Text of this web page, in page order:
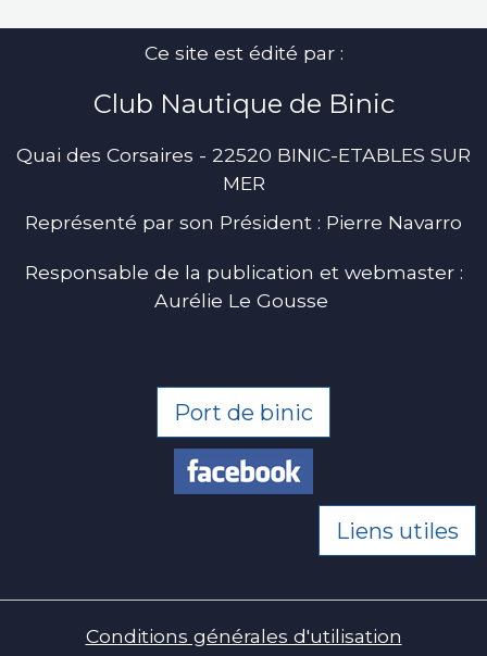
Ce site est édité par :
Club Nautique de Binic
Quai des Corsaires - 22520 BINIC-ETABLES SUR
MER
Représenté par son Président : Pierre Navarro
Responsable de la publication et webmaster :
Aurélie Le Gousse
Port de binic
Liens utiles
Conditions générales d'utilisation